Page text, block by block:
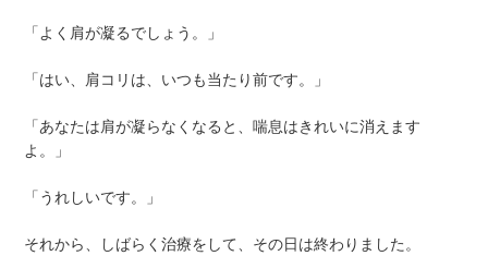
「よく肩が凝るでしょう。」
「はい、肩コリは、いつも当たり前です。」
「あなたは肩が凝らなくなると、喘息はきれいに消えます
よ。」
「うれしいです。」
それから、しばらく治療をして、その日は終わりました。